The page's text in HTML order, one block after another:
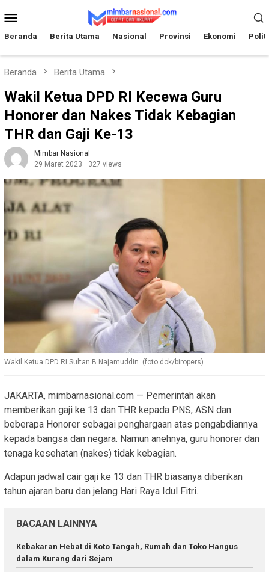
ke
Mobile
Beranda Berita Utama Nasional Provinsi Ekonomi
Beranda Berita Utama
Wakil Ketua DPD RI Kecewa Guru
Honorer dan Nakes Tidak Kebagian
THR dan Gaji Ke-13
Mimbar Nasional
29 Maret 2023
327 views
Wakil Ketua DPD RI Sultan B Najamuddin. (foto dok/biropers)
JAKARTA, mimbarnasional.com — Pemerintah akan
memberikan gaji ke 13 dan THR kepada PNS, ASN dan
beberapa Honorer sebagai penghargaan atas pengabdiannya
kepada bangsa dan negara. Namun anehnya, guru honorer dan
tenaga kesehatan (nakes) tidak kebagian.
Adapun jadwal cair gaji ke 13 dan THR biasanya diberikan
tahun ajaran baru dan jelang Hari Raya Idul Fitri.
BACAAN LAINNYA
Kebakaran Hebat di Koto Tangah, Rumah dan Toko Hangus
dalam Kurang dari Sejam